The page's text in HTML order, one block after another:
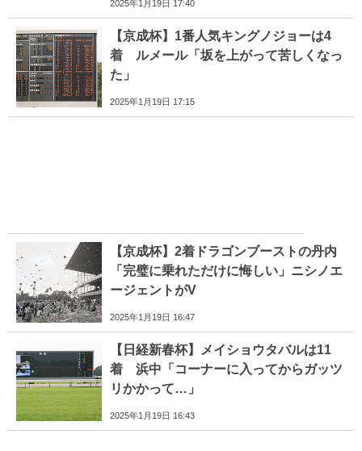
2025年1月19日 17:40
【京成杯】1番人気キングノジョーは4
着 ルメール「坂を上がって苦しくなっ
た」
2025年1月19日 17:15
【京成杯】2着ドラゴンブーストの丹内
「完璧に乗れただけに悔しい」ニシノエ
ージェントがV
2025年1月19日 16:47
【日経新春杯】メイショウタバルは11
着 浜中「コーナーに入ってからガッツ
リかかって…」
2025年1月19日 16:43